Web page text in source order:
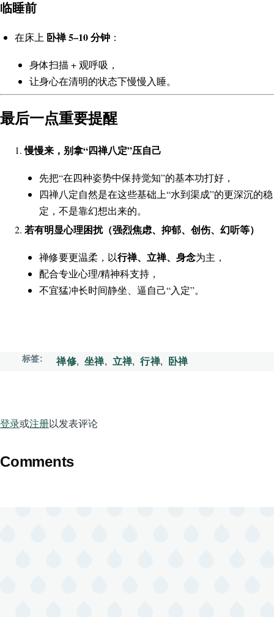
临睡前
在床上 卧禅 5–10 分钟 ：
身体扫描 + 观呼吸，
让身心在清明的状态下慢慢入睡。
最后一点重要提醒
慢慢来，别拿“四禅八定”压自己
先把“在四种姿势中保持觉知”的基本功打好，
四禅八定自然是在这些基础上“水到渠成”的更深沉的稳
定，不是靠幻想出来的。
若有明显心理困扰（强烈焦虑、抑郁、创伤、幻听等）
禅修要更温柔，以行禅、立禅、身念为主，
配合专业心理/精神科支持，
不宜猛冲长时间静坐、逼自己“入定”。
标签 禅修 坐禅 立禅 行禅 卧禅
登录或注册以发表评论
Comments